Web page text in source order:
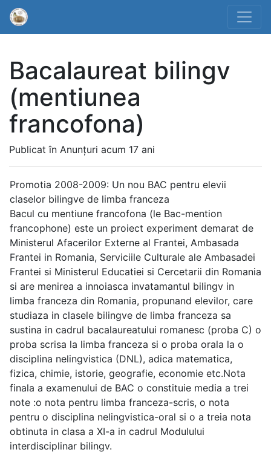
Bacalaureat bilingv
(mentiunea
francofona)
Publicat în Anunțuri acum 17 ani
Promotia 2008-2009: Un nou BAC pentru elevii
claselor bilingve de limba franceza
Bacul cu mentiune francofona (le Bac-mention
francophone) este un proiect experiment demarat de
Ministerul Afacerilor Externe al Frantei, Ambasada
Frantei in Romania, Serviciile Culturale ale Ambasadei
Frantei si Ministerul Educatiei si Cercetarii din Romania
si are menirea a innoiasca invatamantul bilingv in
limba franceza din Romania, propunand elevilor, care
studiaza in clasele bilingve de limba franceza sa
sustina in cadrul bacalaureatului romanesc (proba C) o
proba scrisa la limba franceza si o proba orala la o
disciplina nelingvistica (DNL), adica matematica,
fizica, chimie, istorie, geografie, economie etc.Nota
finala a examenului de BAC o constituie media a trei
note :o nota pentru limba franceza-scris, o nota
pentru o disciplina nelingvistica-oral si o a treia nota
obtinuta in clasa a XI-a in cadrul Modulului
interdisciplinar bilingv.